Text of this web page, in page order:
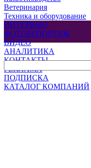
Ветеринария
Техника и оборудование
ИНТЕРВЬЮ
ФОТОРЕПОРТАЖ
ВИДЕО
АНАЛИТИКА
КОНТАКТЫ
РЕКЛАМА
ПОДПИСКА
КАТАЛОГ КОМПАНИЙ